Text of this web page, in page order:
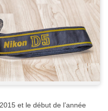
et le début de l’année